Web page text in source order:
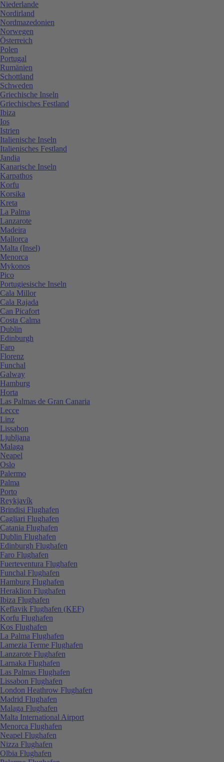
Niederlande
Nordirland
Nordmazedonien
Norwegen
Österreich
Polen
Portugal
Rumänien
Schottland
Schweden
Griechische Inseln
Griechisches Festland
Ibiza
Ios
Istrien
Italienische Inseln
Italienisches Festland
Jandia
Kanarische Inseln
Karpathos
Korfu
Korsika
Kreta
La Palma
Lanzarote
Madeira
Mallorca
Malta (Insel)
Menorca
Mykonos
Pico
Portugiesische Inseln
Cala Millor
Cala Rajada
Can Picafort
Costa Calma
Dublin
Edinburgh
Faro
Florenz
Funchal
Galway
Hamburg
Horta
Las Palmas de Gran Canaria
Lecce
Linz
Lissabon
Ljubljana
Malaga
Neapel
Oslo
Palermo
Palma
Porto
Reykjavík
Brindisi Flughafen
Cagliari Flughafen
Catania Flughafen
Dublin Flughafen
Edinburgh Flughafen
Faro Flughafen
Fuerteventura Flughafen
Funchal Flughafen
Hamburg Flughafen
Heraklion Flughafen
Ibiza Flughafen
Keflavik Flughafen (KEF)
Korfu Flughafen
Kos Flughafen
La Palma Flughafen
Lamezia Terme Flughafen
Lanzarote Flughafen
Larnaka Flughafen
Las Palmas Flughafen
Lissabon Flughafen
London Heathrow Flughafen
Madrid Flughafen
Malaga Flughafen
Malta International Airport
Menorca Flughafen
Neapel Flughafen
Nizza Flughafen
Olbia Flughafen